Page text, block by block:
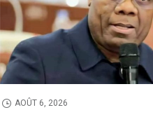
AOÛT 6, 2026